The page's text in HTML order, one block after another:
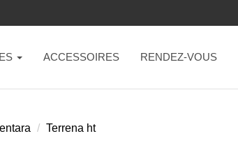
ACCESSOIRES RENDEZ-VOUS
Terrena ht